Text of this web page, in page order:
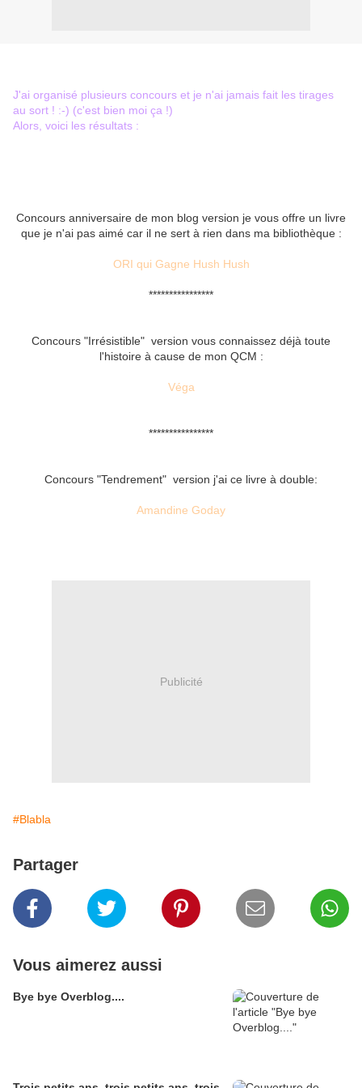
J'ai organisé plusieurs concours et je n'ai jamais fait les tirages
au sort ! :-) (c'est bien moi ça !)
Alors, voici les résultats :
Concours anniversaire de mon blog version je vous offre un livre
que je n'ai pas aimé car il ne sert à rien dans ma bibliothèque :
ORI qui Gagne Hush Hush
****************
Concours "Irrésistible" version vous connaissez déjà toute
l'histoire à cause de mon QCM :
Véga
****************
Concours "Tendrement" version j'ai ce livre à double:
Amandine Goday
Publicité
#Blabla
Partager
Vous aimerez aussi
Bye bye Overblog....